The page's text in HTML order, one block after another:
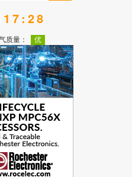
17:28